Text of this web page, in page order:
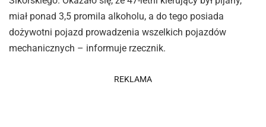
miał ponad 3,5 promila alkoholu, a do tego posiada
dożywotni pojazd prowadzenia wszelkich pojazdów
mechanicznych – informuje rzecznik.
REKLAMA